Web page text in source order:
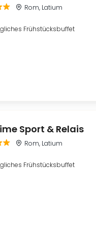
Rom, Latium
Frühstücksbuffet
Sport & Relais
Rom, Latium
Frühstücksbuffet